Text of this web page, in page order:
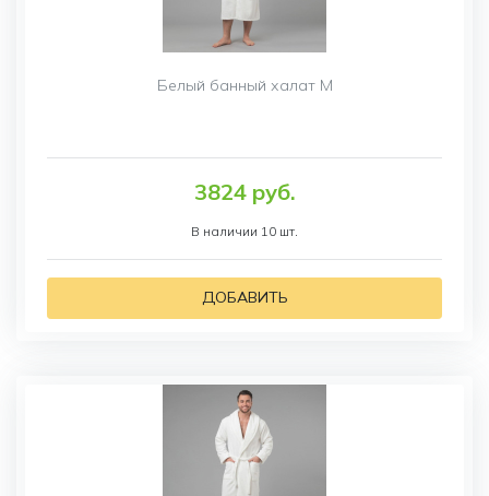
Белый банный халат M
3824 руб.
В наличии 10 шт.
ДОБАВИТЬ